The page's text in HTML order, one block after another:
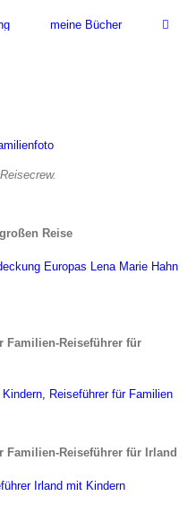
meine Bücher
Reise
Familien-Reiseführer für
Familien-Reiseführer für Irland